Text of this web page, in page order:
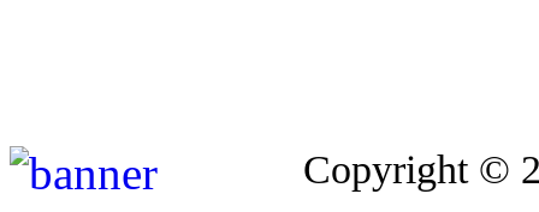
Copyright ©